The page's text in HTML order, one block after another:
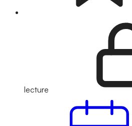
lecture